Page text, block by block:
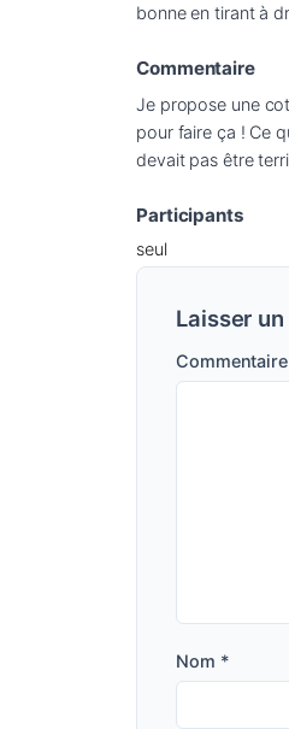
bonne en tirant à
Commentaire
Je propose une
pour faire ça ! Ce
devait pas être
Participants
seul
Laisser
Commentaire
Nom *